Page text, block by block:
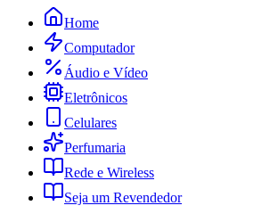
Home
Computador
Áudio e Vídeo
Eletrônicos
Celulares
Perfumaria
Rede e Wireless
Seja um Revendedor